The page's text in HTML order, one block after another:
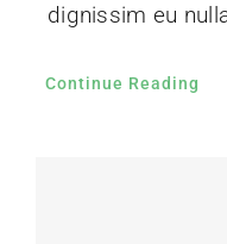
dignissim eu
Continue Reading